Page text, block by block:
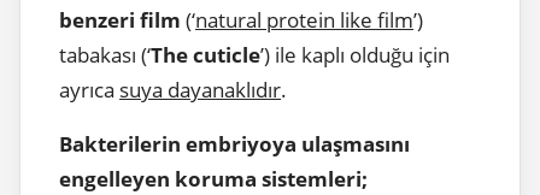
benzeri film (‘natural protein like film’)
tabakası (‘The cuticle’) ile kaplı olduğu için
ayrıca suya dayanaklıdır.
Bakterilerin embriyoya ulaşmasını
engelleyen koruma sistemleri;